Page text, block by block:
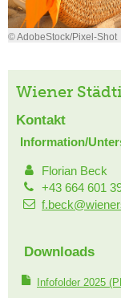
© AdobeStock/Pixel-Shot
Wiener
Kontakt
Information/
Florian Beck
+43 664 601
Downloads
Infofolder 2025